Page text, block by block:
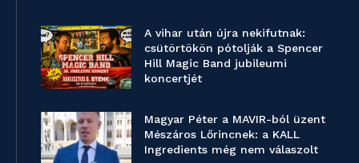
A vihar után újra nekifutnak:
csütörtökön pótolják a Spencer
Hill Magic Band jubileumi
koncertjét
Magyar Péter a MAVIR-ból üzent
Mészáros Lőrincnek: a KALL
Ingredients még nem válaszolt